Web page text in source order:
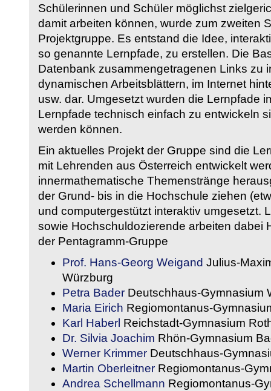
Schülerinnen und Schüler möglichst
damit arbeiten können, wurde zum zweiten
Projektgruppe. Es entstand die Idee,
so genannte Lernpfade, zu erstellen. Die
Datenbank zusammengetragenen Links zu
dynamischen Arbeitsblättern, im Internet
usw. dar. Umgesetzt wurden die Lernpfade
Lernpfade technisch einfach zu entwickeln
werden können.
Ein aktuelles Projekt der Gruppe sind die
mit Lehrenden aus Österreich entwickelt
innermathematische Themenstränge
der Grund- bis in die Hochschule ziehen
und computergestützt interaktiv umgesetzt.
sowie Hochschuldozierende arbeiten dabei
der Pentagramm-Gruppe
Prof. Hans-Georg Weigand Julius-
Würzburg
Petra Bader Deutschhaus-Gymnasium
Maria Eirich Regiomontanus-
Karl Haberl Reichstadt-Gymnasium
Dr. Silvia Joachim Rhön-Gymnasium
Werner Krimmer Deutschhaus-
Martin Oberleitner Regiomontanus-
Andrea Schellmann Regiomontanus-